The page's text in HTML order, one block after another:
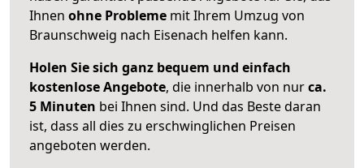
Ihnen ohne Probleme mit Ihrem Umzug von
Braunschweig nach Eisenach helfen kann.
Holen Sie sich ganz bequem und einfach
kostenlose Angebote, die innerhalb von nurca.
5 Minuten bei Ihnen sind. Und das Beste daran
ist, dass all dies zu erschwinglichen Preisen
angeboten werden.